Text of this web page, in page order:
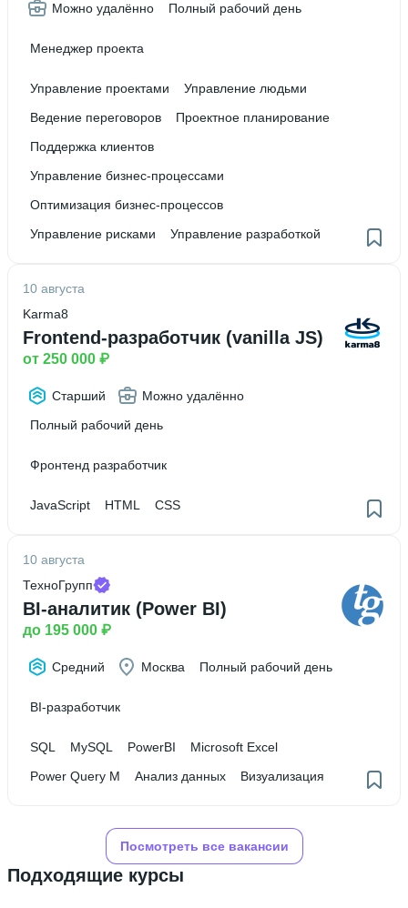
Можно удалённо Полный рабочий день
Менеджер проекта
Управление проектами
Управление людьми
Ведение переговоров
Проектное планирование
Поддержка клиентов
Управление бизнес-процессами
Оптимизация бизнес-процессов
Управление рисками
Управление разработкой
10 августа
Karma8
Frontend-разработчик (vanilla JS)
от 250 000 ₽
Старший
Можно удалённо
Полный рабочий день
Фронтенд разработчик
JavaScript HTML CSS
10 августа
ТехноГрупп
BI-аналитик (Power BI)
до 195 000 ₽
Средний Москва Полный рабочий день
BI-разработчик
SQL MySQL PowerBI
Microsoft Excel
Power Query M
Анализ данных Визуализация
Посмотреть все вакансии
Подходящие курсы